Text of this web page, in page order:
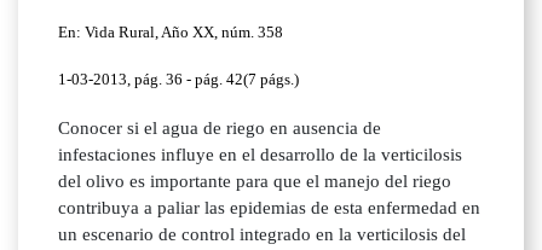
En: Vida Rural, Año XX, núm. 358
1-03-2013, pág. 36 - pág. 42(7 págs.)
Conocer si el agua de riego en ausencia de
infestaciones influye en el desarrollo de la verticilosis
del olivo es importante para que el manejo del riego
contribuya a paliar las epidemias de esta enfermedad en
un escenario de control integrado en la verticilosis del